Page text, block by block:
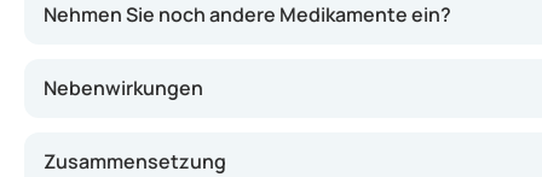
Nehmen Sie noch andere Medikamente ein?
Nebenwirkungen
Zusammensetzung